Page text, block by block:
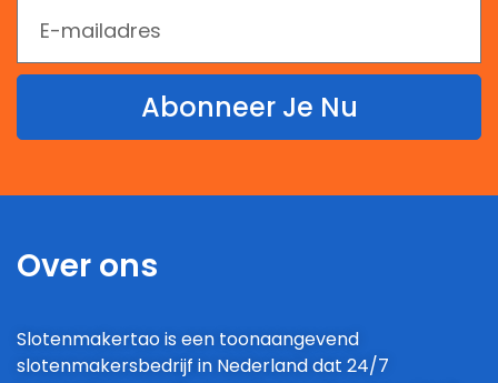
Abonneer Je Nu
Over ons
Slotenmakertao is een toonaangevend
slotenmakersbedrijf in Nederland dat 24/7